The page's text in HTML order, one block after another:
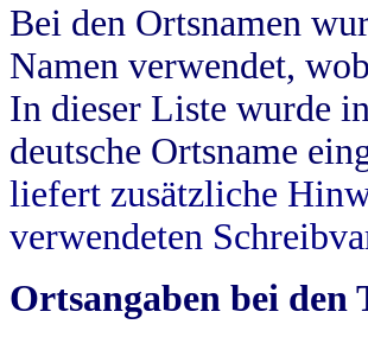
Bei den Ortsnamen
Namen verwendet,
In dieser Liste wurde
deutsche Ortsname
liefert zusätzliche
verwendeten
Ortsangaben bei den